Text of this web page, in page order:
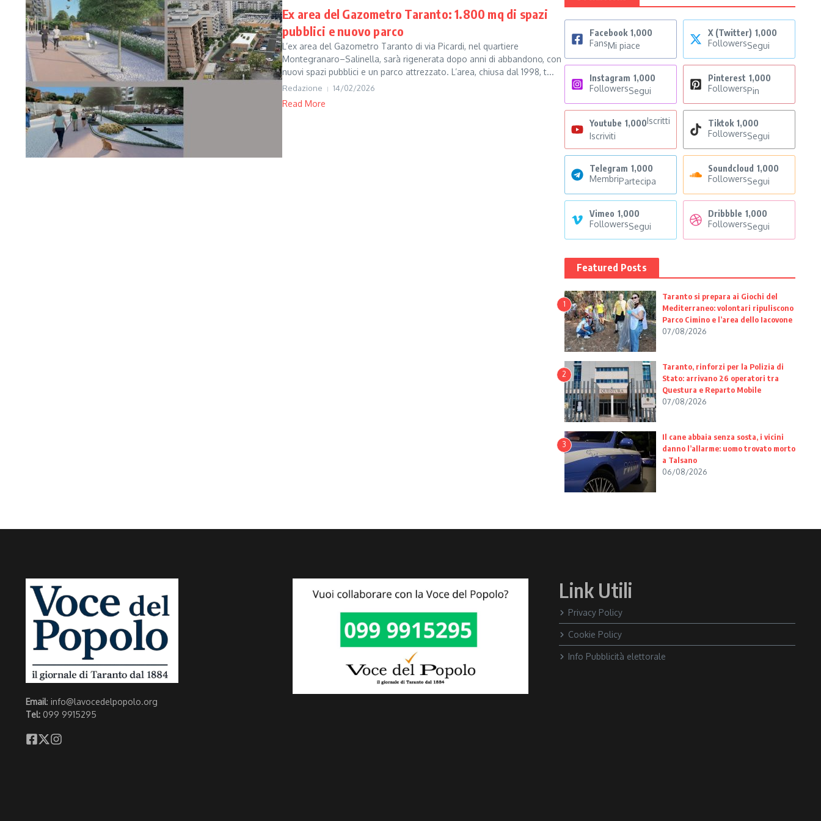
Ex area del Gazometro Taranto: 1.800 mq di spazi
pubblici e nuovo parco
L’ex area del Gazometro Taranto di via Picardi, nel quartiere
Montegranaro–Salinella, sarà rigenerata dopo anni di abbandono, con
nuovi spazi pubblici e un parco attrezzato. L’area, chiusa dal 1998, t...
Redazione 14/02/2026
Read More
Facebook 1,000
FansMi piace
X (Twitter) 1,000
FollowersSegui
Instagram 1,000
FollowersSegui
Pinterest 1,000
FollowersPin
Youtube 1,000Iscritti
Iscriviti
Tiktok 1,000
FollowersSegui
Telegram 1,000
MembriPartecipa
Soundcloud 1,000
FollowersSegui
Vimeo 1,000
FollowersSegui
Dribbble 1,000
FollowersSegui
Featured Posts
1
Taranto si prepara ai Giochi del
Mediterraneo: volontari ripuliscono
Parco Cimino e l’area dello Iacovone
07/08/2026
2
Taranto, rinforzi per la Polizia di
Stato: arrivano 26 operatori tra
Questura e Reparto Mobile
07/08/2026
3
Il cane abbaia senza sosta, i vicini
danno l’allarme: uomo trovato morto
a Talsano
06/08/2026
Email: info@lavocedelpopolo.org
Tel: 099 9915295
Link Utili
Privacy Policy
Cookie Policy
Info Pubblicità elettorale